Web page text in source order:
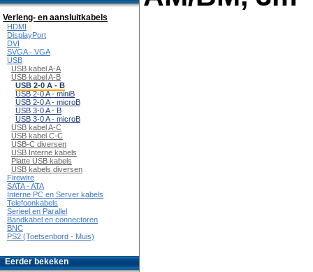
Verleng- en aansluitkabels
HDMI
DisplayPort
DVI
SVGA - VGA
USB
USB kabel A-A
USB kabel A-B
USB 2-0 A - B
USB 2-0 A - miniB
USB 2-0 A - microB
USB 3-0 A - B
USB 3-0 A - microB
USB kabel A-C
USB kabel C-C
USB-C diversen
USB Interne kabels
Platte USB kabels
USB kabels diversen
Firewire
SATA - ATA
Interne PC en Server kabels
Telefoonkabels
Serieel en Parallel
Bandkabel en connectoren
BNC
PS2 (Toetsenbord - Muis)
Eerder bekeken